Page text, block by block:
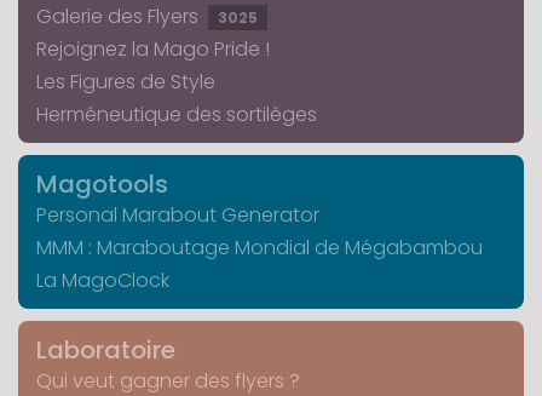
Galerie des Flyers
3025
Rejoignez la Mago Pride !
Les Figures de Style
Herméneutique des sortilèges
Magotools
Personal Marabout Generator
MMM : Maraboutage Mondial de Mégabambou
La MagoClock
Laboratoire
Qui veut gagner des flyers ?